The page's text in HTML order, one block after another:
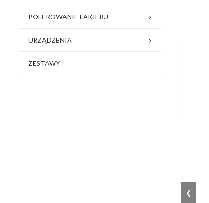
POLEROWANIE LAKIERU
URZĄDZENIA
ZESTAWY
❮